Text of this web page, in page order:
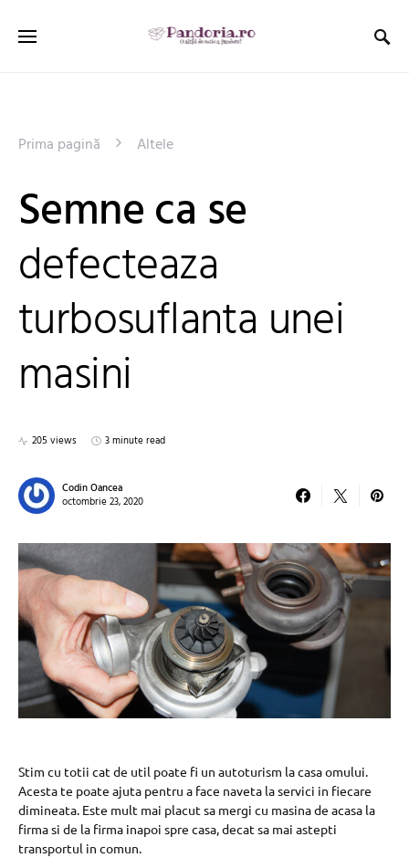
Prima pagină Altele
Semne ca se
defecteaza
turbosuflanta unei
masini
205 views 3 minute read
Codin Oancea
octombrie 23, 2020
Stim cu totii cat de util poate fi un autoturism la casa omului.
Acesta te poate ajuta pentru a face naveta la servici in fiecare
dimineata. Este mult mai placut sa mergi cu masina de acasa la
firma si de la firma inapoi spre casa, decat sa mai astepti
transportul in comun.